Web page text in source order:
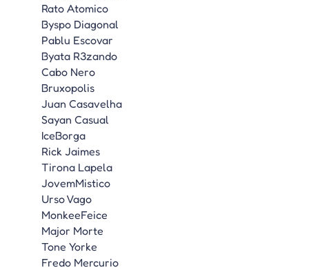
Rato Atomico
Byspo Diagonal
Pablu Escovar
Byata R3zando
Cabo Nero
Bruxopolis
Juan Casavelha
Sayan Casual
IceBorga
Rick Jaimes
Tirona Lapela
JovemMistico
Urso Vago
MonkeeFeice
Major Morte
Tone Yorke
Fredo Mercurio